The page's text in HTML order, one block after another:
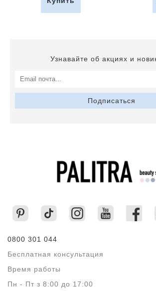
Узнавайте об акциях и
Подписаться
0800 301 044
Бесплатная консультация
Время работы
Пн - Пт з 8:00 до 17:00